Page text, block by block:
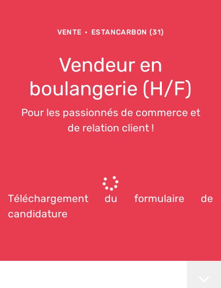
VENTE · ESTANCARBON (31)
Vendeur en
boulangerie (H/F)
Pour les passionnés de commerce et
de relation client !
Téléchargement du formulaire de
candidature